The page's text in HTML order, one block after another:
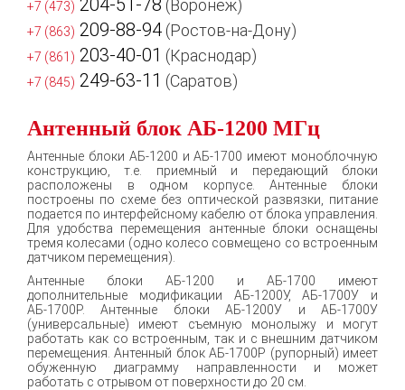
+7 (473) (Воронеж)
+7 (863) 209-88-94 (Ростов-на-Дону)
+7 (861) 203-40-01 (Краснодар)
+7 (845) 249-63-11 (Саратов)
Антенный блок АБ-1200 МГц
Антенные блоки АБ-1200 и АБ-1700 имеют моноблочную
конструкцию, т.е. приемный и передающий блоки
расположены в одном корпусе. Антенные блоки
построены по схеме без оптической развязки, питание
подается по интерфейсному кабелю от блока управления.
Для удобства перемещения антенные блоки оснащены
тремя колесами (одно колесо совмещено со встроенным
датчиком перемещения).
Антенные блоки АБ-1200 и АБ-1700 имеют
дополнительные модификации АБ-1200У, АБ-1700У и
АБ-1700Р. Антенные блоки АБ-1200У и АБ-1700У
(универсальные) имеют съемную монолыжу и могут
работать как со встроенным, так и с внешним датчиком
перемещения. Антенный блок АБ-1700Р (рупорный) имеет
обуженную диаграмму направленности и может
работать с отрывом от поверхности до 20 см.